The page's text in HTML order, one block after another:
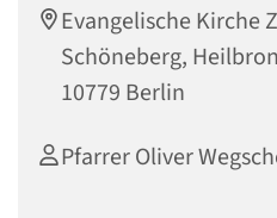
Evangelische Kirche
Schöneberg,
10779 Berlin
Pfarrer Oliver